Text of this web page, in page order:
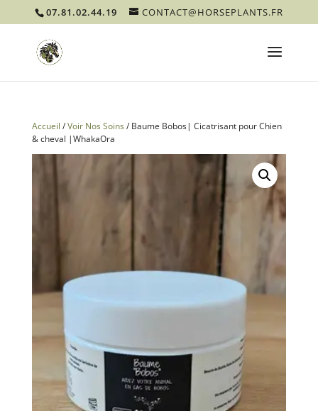
07.81.02.44.19 CONTACT@HORSEPLANTS.FR
Accueil /Voir Nos Soins/ Baume Bobos| Cicatrisant pour Chien
& cheval |WhakaOra